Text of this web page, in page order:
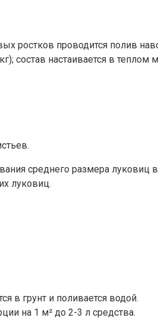
ростков проводится полив
состав настаивается в теплом
среднего размера луковиц
луковиц.
в грунт и поливается водой.
на 1 м² до 2-3 л средства.